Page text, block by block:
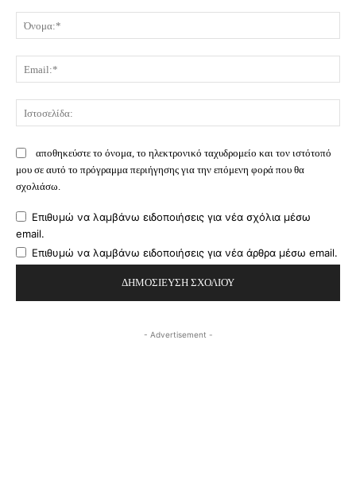
αποθηκεύστε το όνομα, το ηλεκτρονικό ταχυδρομείο και τον ιστότοπό
μου σε αυτό το πρόγραμμα περιήγησης για την επόμενη φορά που θα
σχολιάσω.
Επιθυμώ να λαμβάνω ειδοποιήσεις για νέα σχόλια μέσω
email.
Επιθυμώ να λαμβάνω ειδοποιήσεις για νέα άρθρα μέσω email.
- Advertisement -